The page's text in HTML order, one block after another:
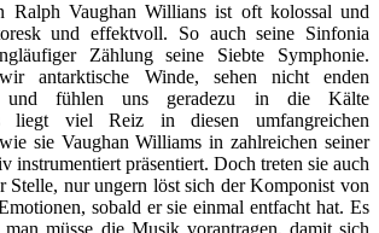
Ralph Vaughan Willians ist oft kolossal und
und effektvoll. So auch seine Sinfonia
Zählung seine Siebte Symphonie.
antarktische Winde, sehen nicht enden
und fühlen uns geradezu in die Kälte
liegt viel Reiz in diesen umfangreichen
sie Vaughan Williams in zahlreichen seiner
instrumentiert präsentiert. Doch treten sie auch
Stelle, nur ungern löst sich der Komponist von
sobald er sie einmal entfacht hat. Es